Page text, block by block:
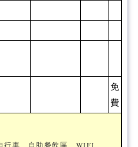
免
費
行車、自助餐飲區、WIFI